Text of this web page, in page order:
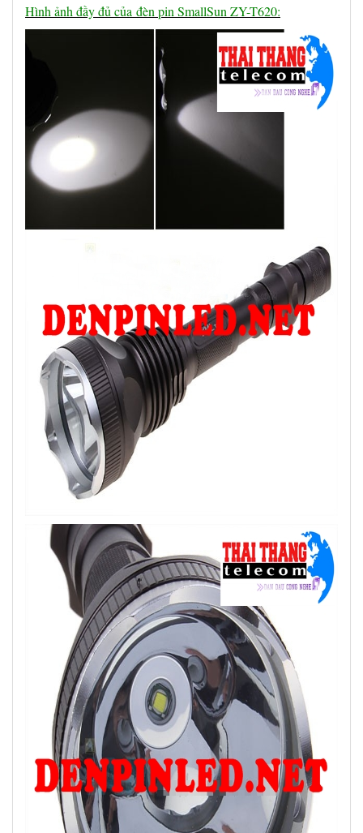
Hình ảnh đầy đủ của đèn pin SmallSun ZY-T620: